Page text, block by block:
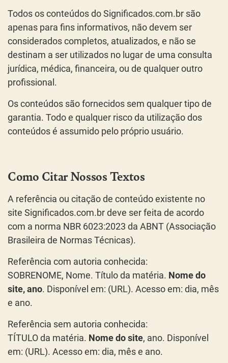
Todos os conteúdos do Significados.com.br são
apenas para fins informativos, não devem ser
considerados completos, atualizados, e não se
destinam a ser utilizados no lugar de uma consulta
jurídica, médica, financeira, ou de qualquer outro
profissional.
Os conteúdos são fornecidos sem qualquer tipo de
garantia. Todo e qualquer risco da utilização dos
conteúdos é assumido pelo próprio usuário.
Como Citar Nossos Textos
A referência ou citação de conteúdo existente no
site Significados.com.br deve ser feita de acordo
com a norma NBR 6023:2023 da ABNT (Associação
Brasileira de Normas Técnicas).
Referência com autoria conhecida:
SOBRENOME, Nome. Título da matéria. Nome do
site, ano. Disponível em: (URL). Acesso em: dia, mês
e ano.
Referência sem autoria conhecida:
TÍTULO da matéria. Nome do site, ano. Disponível
em: (URL). Acesso em: dia, mês e ano.